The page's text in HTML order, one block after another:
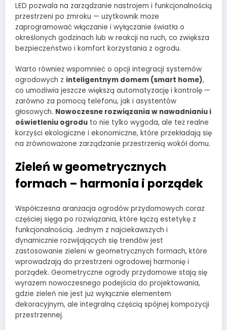
LED pozwala na zarządzanie nastrojem i funkcjonalnością
przestrzeni po zmroku — użytkownik może
zaprogramować włączanie i wyłączanie światła o
określonych godzinach lub w reakcji na ruch, co zwiększa
bezpieczeństwo i komfort korzystania z ogrodu.
Warto również wspomnieć o opcji integracji systemów
ogrodowych z inteligentnym domem (smart home),
co umożliwia jeszcze większą automatyzację i kontrolę —
zarówno za pomocą telefonu, jak i asystentów
głosowych. Nowoczesne rozwiązania w nawadnianiu i
oświetleniu ogrodu to nie tylko wygoda, ale też realne
korzyści ekologiczne i ekonomiczne, które przekładają się
na zrównoważone zarządzanie przestrzenią wokół domu.
Zieleń w geometrycznych
formach – harmonia i porządek
Współczesna aranżacja ogrodów przydomowych coraz
częściej sięga po rozwiązania, które łączą estetykę z
funkcjonalnością. Jednym z najciekawszych i
dynamicznie rozwijających się trendów jest
zastosowanie zieleni w geometrycznych formach, które
wprowadzają do przestrzeni ogrodowej harmonię i
porządek. Geometryczne ogrody przydomowe stają się
wyrazem nowoczesnego podejścia do projektowania,
gdzie zieleń nie jest już wyłącznie elementem
dekoracyjnym, ale integralną częścią spójnej kompozycji
przestrzennej.